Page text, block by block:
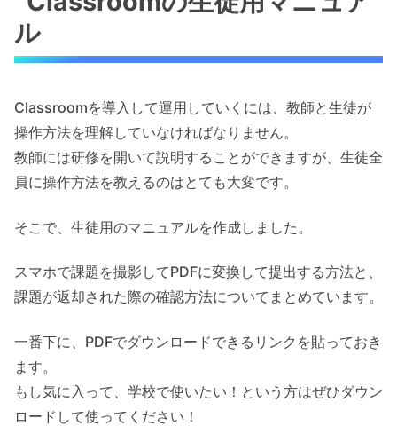
ル
Classroomを導入して運用していくには、教師と生徒が
操作方法を理解していなければなりません。
教師には研修を開いて説明することができますが、生徒全
員に操作方法を教えるのはとても大変です。
そこで、生徒用のマニュアルを作成しました。
スマホで課題を撮影してPDFに変換して提出する方法と、
課題が返却された際の確認方法についてまとめています。
一番下に、PDFでダウンロードできるリンクを貼っておき
ます。
もし気に入って、学校で使いたい！という方はぜひダウン
ロードして使ってください！